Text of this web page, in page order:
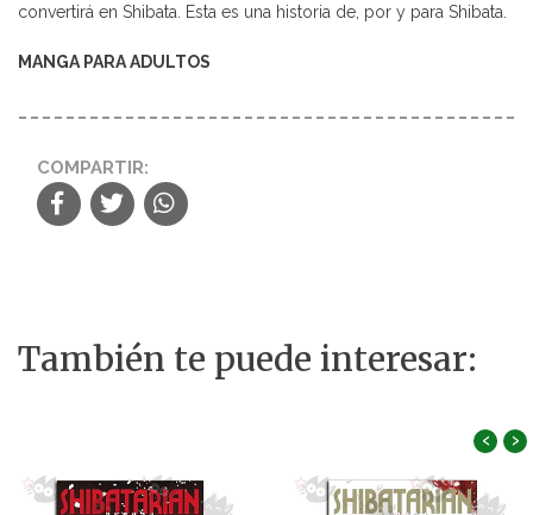
convertirá en Shibata. Esta es una historia de, por y para Shibata.
MANGA PARA ADULTOS
COMPARTIR:
También te puede interesar:
‹ ›